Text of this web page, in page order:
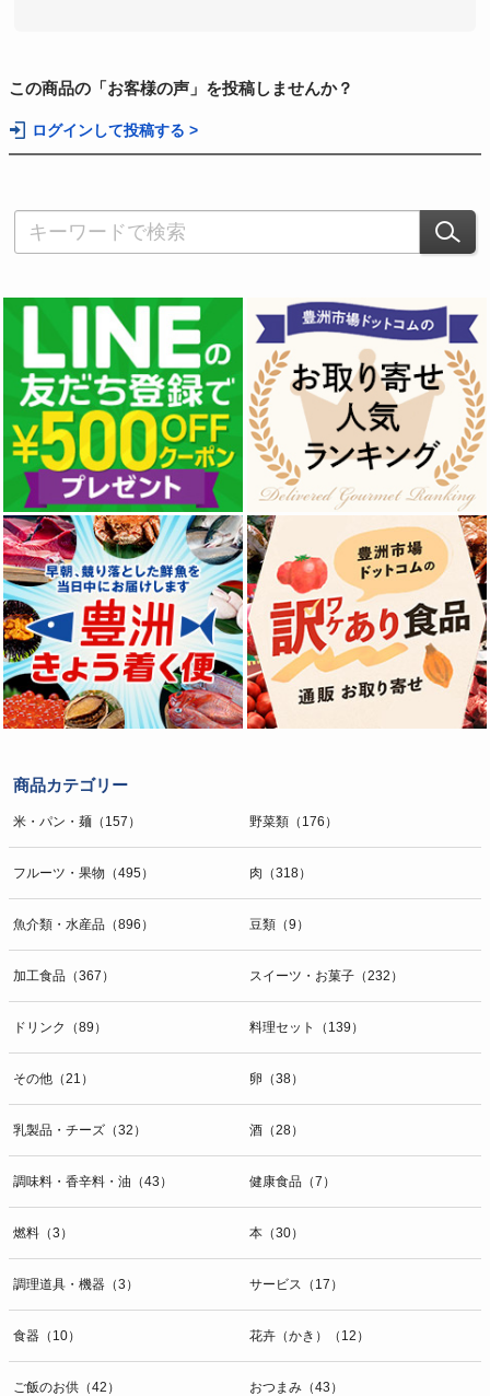
この商品の「お客様の声」を投稿しませんか？
ログインして投稿する >
商品カテゴリー
米・パン・麺（157） 野菜類（176）
フルーツ・果物（495） 肉（318）
魚介類・水産品（896） 豆類（9）
加工食品（367） スイーツ・お菓子（232）
ドリンク（89） 料理セット（139）
その他（21） 卵（38）
乳製品・チーズ（32） 酒（28）
調味料・香辛料・油（43） 健康食品（7）
燃料（3） 本（30）
調理道具・機器（3） サービス（17）
食器（10） 花卉（かき）（12）
ご飯のお供（42） おつまみ（43）